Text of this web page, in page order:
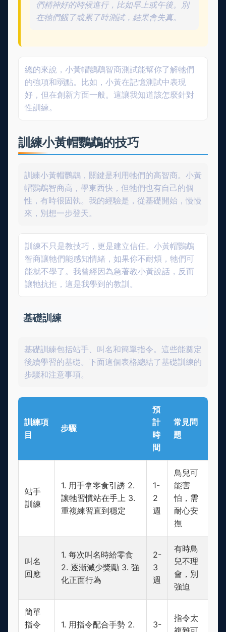
們精神好的時候進行，比如早上或午後。別
在牠們餓了或累了時測試，結果會失真。
總的來說，小黃帽鸚鵡智商測試能幫你了解牠們
的強項和弱點。比如，小黃在記憶測試中表現
好，但在創新方面一般。這讓我知道該怎麼針對
性訓練。
訓練小黃帽鸚鵡的技巧
訓練小黃帽鸚鵡，關鍵是利用牠們的高智商。小黃
帽鸚鵡智商高，學東西快，但牠們也有自己的個
性，有時很固執。我的經驗是，從基礎開始，慢慢
來，別想一步登天。
訓練不只是教技巧，更是建立信任。小黃帽鸚鵡
智商讓牠們能感知情緒，如果你不耐煩，牠們可
能就不學了。我曾經因為急著教小黃說話，反而
讓牠抗拒，這是我學到的教訓。
基礎訓練
基礎訓練包括站手、叫名和簡單指令。這些能奠定
後續學習的基礎。下面這個表格總結了基礎訓練的
步驟和注意事項。
訓練項
目
步驟
預
計
時
間
常見問
題
站手
訓練
1. 用手拿零食引誘 2.
讓牠習慣站在手上 3.
重複練習直到穩定
1-
2
週
鳥兒可
能害
怕，需
耐心安
撫
叫名
回應
1. 每次叫名時給零食
2. 逐漸減少獎勵 3. 強
化正面行為
2-
3
週
有時鳥
兒不理
會，別
強迫
簡單
指令
1. 用指令配合手勢 2.
3-
指令太